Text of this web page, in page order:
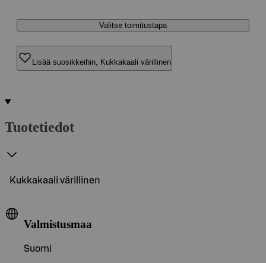
Valitse toimitustapa
Lisää suosikkeihin, Kukkakaali värillinen
Tuotetiedot
Kukkakaali värillinen
Valmistusmaa
Suomi